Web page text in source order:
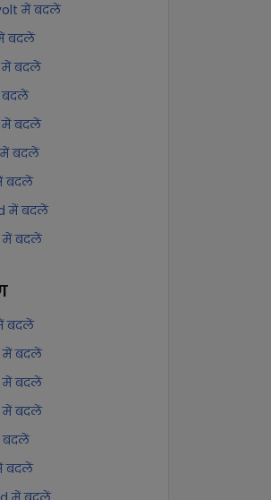
में बदलें
बदलें
में बदलें
बदलें
में बदलें
बदलें
बदलें
में बदलें
में बदलें
बदलें
में बदलें
में बदलें
में बदलें
बदलें
बदलें